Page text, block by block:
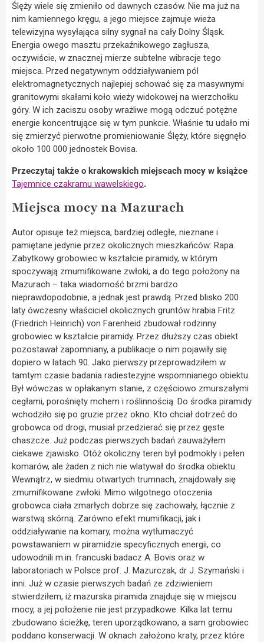
Ślęży wiele się zmieniło od dawnych czasów. Nie ma już na
nim kamiennego kręgu, a jego miejsce zajmuje wieża
telewizyjna wysyłająca silny sygnał na cały Dolny Śląsk.
Energia owego masztu przekaźnikowego zagłusza,
oczywiście, w znacznej mierze subtelne wibracje tego
miejsca. Przed negatywnym oddziaływaniem pól
elektromagnetycznych najlepiej schować się za masywnymi
granitowymi skałami koło wieży widokowej na wierzchołku
góry. W ich zaciszu osoby wrażliwe mogą odczuć potężne
energie koncentrujące się w tym punkcie. Właśnie tu udało mi
się zmierzyć pierwotne promieniowanie Ślęży, które sięgnęło
około 100 000 jednostek Bovisa.
Przeczytaj także o krakowskich miejscach mocy w książce
Tajemnice czakramu wawelskiego.
Miejsca mocy na Mazurach
Autor opisuje też miejsca, bardziej odległe, nieznane i
pamiętane jedynie przez okolicznych mieszkańców: Rapa.
Zabytkowy grobowiec w kształcie piramidy, w którym
spoczywają zmumifikowane zwłoki, a do tego położony na
Mazurach – taka wiadomość brzmi bardzo
nieprawdopodobnie, a jednak jest prawdą. Przed blisko 200
laty ówczesny właściciel okolicznych gruntów hrabia Fritz
(Friedrich Heinrich) von Farenheid zbudował rodzinny
grobowiec w kształcie piramidy. Przez dłuższy czas obiekt
pozostawał zapomniany, a publikacje o nim pojawiły się
dopiero w latach 90. Jako pierwszy przeprowadziłem w
tamtym czasie badania radiestezyjne wspomnianego obiektu.
Był wówczas w opłakanym stanie, z częściowo zmurszałymi
cegłami, porośnięty mchem i roślinnością. Do środka piramidy
wchodziło się po gruzie przez okno. Kto chciał dotrzeć do
grobowca od drogi, musiał przedzierać się przez gęste
chaszcze. Już podczas pierwszych badań zauważyłem
ciekawe zjawisko. Otóż okoliczny teren był podmokły i pełen
komarów, ale żaden z nich nie wlatywał do środka obiektu.
Wewnątrz, w siedmiu otwartych trumnach, znajdowały się
zmumifikowane zwłoki. Mimo wilgotnego otoczenia
grobowca ciała zmarłych dobrze się zachowały, łącznie z
warstwą skórną. Zarówno efekt mumifikacji, jak i
oddziaływanie na komary, można wytłumaczyć
powstawaniem w piramidzie specyficznych energii, co
udowodnili m.in. francuski badacz A. Bovis oraz w
laboratoriach w Polsce prof. J. Mazurczak, dr J. Szymański i
inni. Już w czasie pierwszych badań ze zdziwieniem
stwierdziłem, iż mazurska piramida znajduje się w miejscu
mocy, a jej położenie nie jest przypadkowe. Kilka lat temu
zbudowano ścieżkę, teren uporządkowano, a sam grobowiec
poddano konserwacji. W oknach założono kraty, przez które